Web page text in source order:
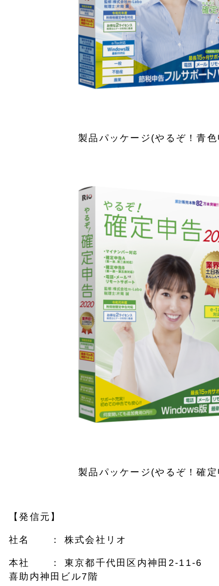
製品パッケージ(やるぞ！青
製品パッケージ(やるぞ！確
【発信元】
社名 ： 株式会社リオ
本社 ： 東京都千代田区内神田2-11-6
喜助内神田ビル7階